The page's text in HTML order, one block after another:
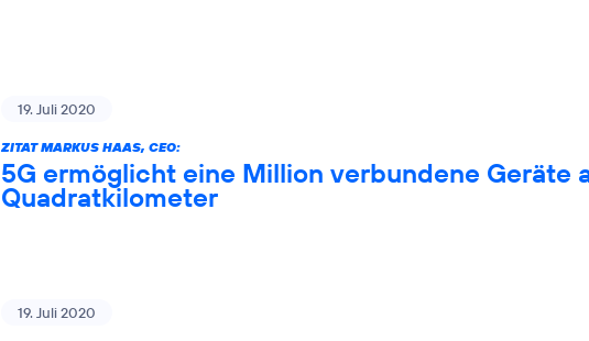
19. Juli 2020
ZITAT MARKUS HAAS, CEO:
5G ermöglicht eine Million verbundene Geräte
Quadratkilometer
19. Juli 2020